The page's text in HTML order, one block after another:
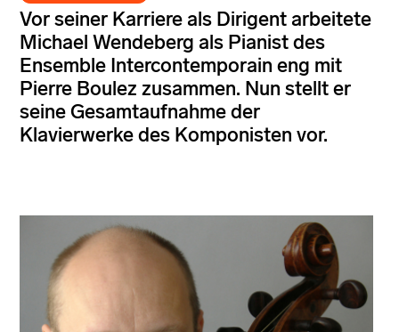
Vor seiner Karriere als Dirigent arbeitete
Michael Wendeberg als Pianist des
Ensemble Intercontemporain eng mit
Pierre Boulez zusammen. Nun stellt er
seine Gesamtaufnahme der
Klavierwerke des Komponisten vor.